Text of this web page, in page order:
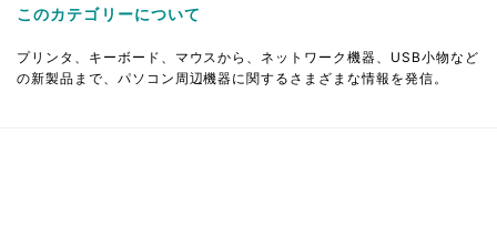
このカテゴリーについて
プリンタ、キーボード、マウスから、ネットワーク機器、USB小物など
の新製品まで、パソコン周辺機器に関するさまざまな情報を発信。